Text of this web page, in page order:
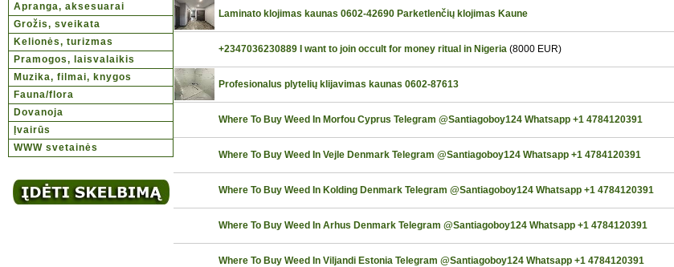
Apranga, aksesuarai
Grožis, sveikata
Kelionės, turizmas
Pramogos, laisvalaikis
Muzika, filmai, knygos
Fauna/flora
Dovanoja
Įvairūs
WWW svetainės
Laminato klojimas kaunas 0602-42690 Parketlenčių klojimas Kaune
+2347036230889 I want to join occult for money ritual in Nigeria (8000 EUR)
Profesionalus plytelių klijavimas kaunas 0602-87613
Where To Buy Weed In Morfou Cyprus Telegram @Santiagoboy124 Whatsapp +1 4784120391
Where To Buy Weed In Vejle Denmark Telegram @Santiagoboy124 Whatsapp +1 4784120391
Where To Buy Weed In Kolding Denmark Telegram @Santiagoboy124 Whatsapp +1 4784120391
Where To Buy Weed In Arhus Denmark Telegram @Santiagoboy124 Whatsapp +1 4784120391
Where To Buy Weed In Viljandi Estonia Telegram @Santiagoboy124 Whatsapp +1 4784120391